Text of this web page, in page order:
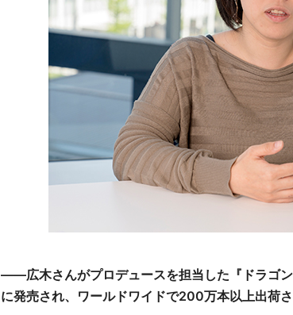
――広木さんがプロデュースを担当した『ドラゴ
に発売され、ワールドワイドで200万本以上出荷さ